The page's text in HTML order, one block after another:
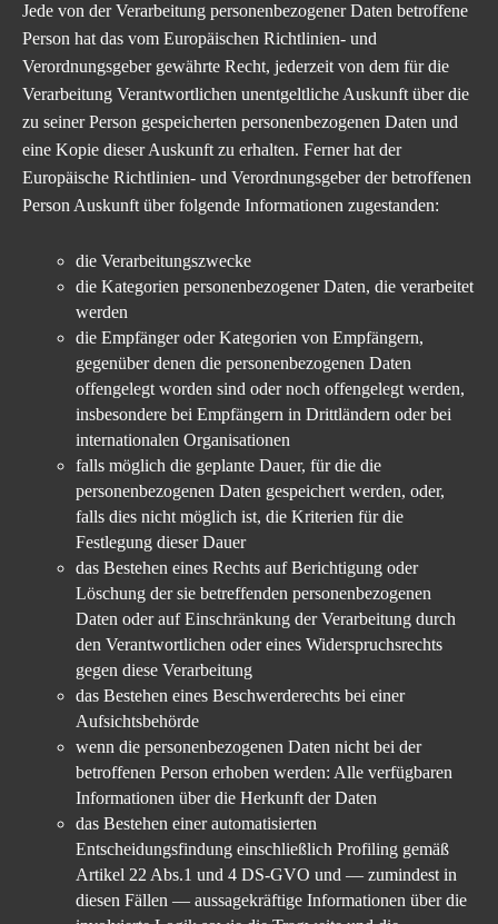
Jede von der Verarbeitung personenbezogener Daten betroffene
Person hat das vom Europäischen Richtlinien- und
Verordnungsgeber gewährte Recht, jederzeit von dem für die
Verarbeitung Verantwortlichen unentgeltliche Auskunft über die
zu seiner Person gespeicherten personenbezogenen Daten und
eine Kopie dieser Auskunft zu erhalten. Ferner hat der
Europäische Richtlinien- und Verordnungsgeber der betroffenen
Person Auskunft über folgende Informationen zugestanden:
die Verarbeitungszwecke
die Kategorien personenbezogener Daten, die verarbeitet
werden
die Empfänger oder Kategorien von Empfängern,
gegenüber denen die personenbezogenen Daten
offengelegt worden sind oder noch offengelegt werden,
insbesondere bei Empfängern in Drittländern oder bei
internationalen Organisationen
falls möglich die geplante Dauer, für die die
personenbezogenen Daten gespeichert werden, oder,
falls dies nicht möglich ist, die Kriterien für die
Festlegung dieser Dauer
das Bestehen eines Rechts auf Berichtigung oder
Löschung der sie betreffenden personenbezogenen
Daten oder auf Einschränkung der Verarbeitung durch
den Verantwortlichen oder eines Widerspruchsrechts
gegen diese Verarbeitung
das Bestehen eines Beschwerderechts bei einer
Aufsichtsbehörde
wenn die personenbezogenen Daten nicht bei der
betroffenen Person erhoben werden: Alle verfügbaren
Informationen über die Herkunft der Daten
das Bestehen einer automatisierten
Entscheidungsfindung einschließlich Profiling gemäß
Artikel 22 Abs.1 und 4 DS-GVO und — zumindest in
diesen Fällen — aussagekräftige Informationen über die